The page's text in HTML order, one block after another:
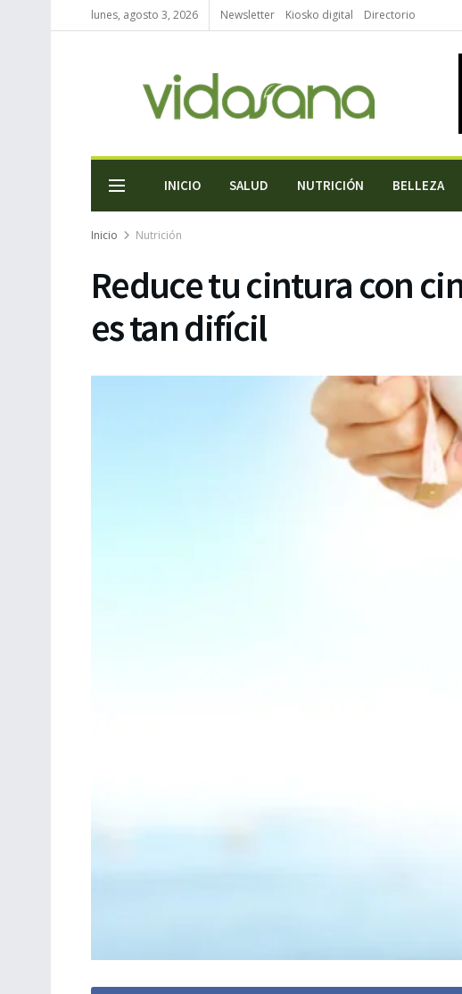
lunes, agosto 3, 2026 Newsletter Kiosko digital Directorio
INICIO SALUD NUTRICIÓN BELLEZA
Inicio Nutrición
Reduce tu cintura con
es tan difícil